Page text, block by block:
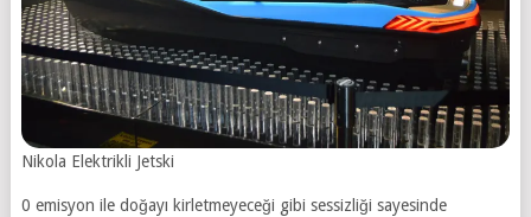
Nikola Elektrikli Jetski
0 emisyon ile doğayı kirletmeyeceği gibi sessizliği sayesinde